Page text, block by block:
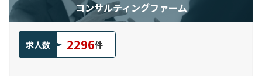
コンサルティングファーム
求人数 2296件